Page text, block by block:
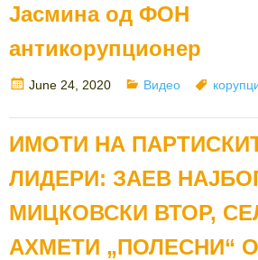
Јасмина од ФОН
антикорупционер
Posted
June 24, 2020 Categories
Видео Tags
ИМОТИ НА
ЛИДЕРИ: ЗАЕВ
МИЦКОВСКИ ВТОР,
АХМЕТИ „ПОЛЕСНИ“